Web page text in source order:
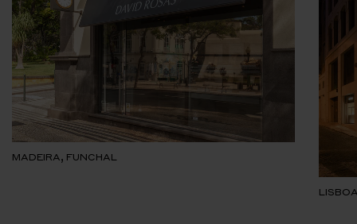
MADEIRA, FUNCHAL